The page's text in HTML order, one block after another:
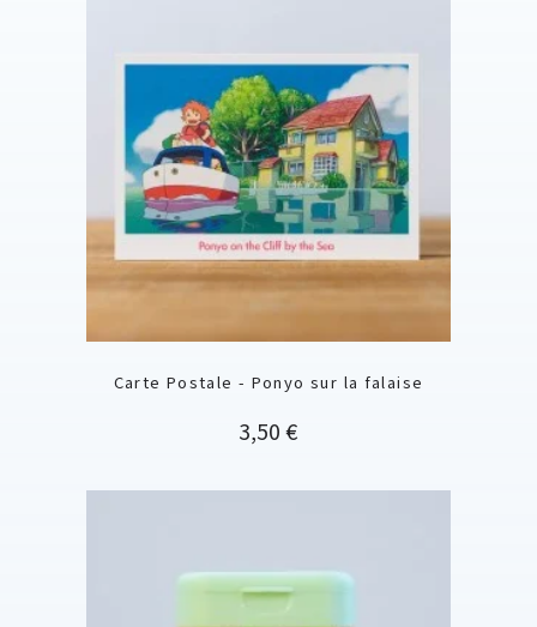
Carte Postale - Ponyo sur la falaise
Prix
3,50 €